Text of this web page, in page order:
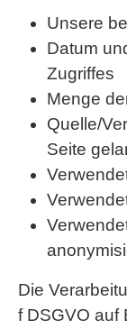
Unsere
Datum
Zugriffes
Menge
Quelle/
Seite
Die
f DSGVO auf